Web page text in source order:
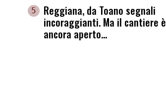
5
Reggiana, da Toano segnali
incoraggianti. Ma il cantiere è
ancora aperto...